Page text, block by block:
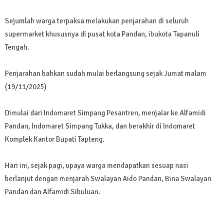
Sejumlah warga terpaksa melakukan penjarahan di seluruh
supermarket khususnya di pusat kota Pandan, ibukota Tapanuli
Tengah.
Penjarahan bahkan sudah mulai berlangsung sejak Jumat malam
(19/11/2025)
Dimulai dari Indomaret Simpang Pesantren, menjalar ke Alfamidi
Pandan, Indomaret Simpang Tukka, dan berakhir di Indomaret
Komplek Kantor Bupati Tapteng.
Hari ini, sejak pagi, upaya warga mendapatkan sesuap nasi
berlanjut dengan menjarah Swalayan Aido Pandan, Bina Swalayan
Pandan dan Alfamidi Sibuluan.